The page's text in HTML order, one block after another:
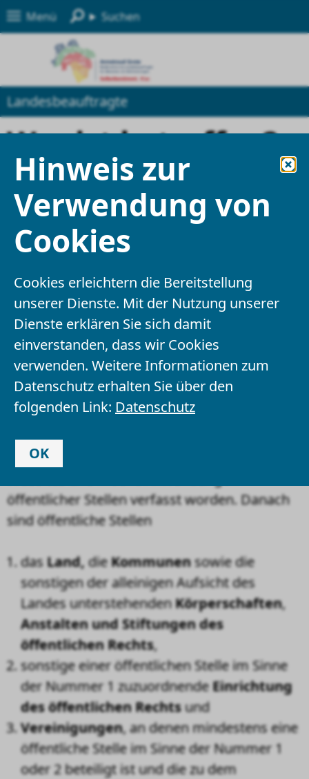
Menü Suchen
Hinweis zur
Verwendung von
Cookies
Cookies erleichtern die Bereitstellung
unserer Dienste. Mit der Nutzung unserer
Dienste erklären Sie sich damit
einverstanden, dass wir Cookies
verwenden. Weitere Informationen zum
Datenschutz erhalten Sie über den
folgenden Link: Datenschutz
OK
Landesbeauftragte
Wer ist betroffen?
Die folgenden öffentlichen Stellen in
Niedersachsen sind von den Verpflichtungen
erfasst
Niedersachsen
Ausnahmen
Öffentliche Stellen des
Landes Niedersachsen
Im Niedersächsischen
Behindertengleichstellungsgesetz sind in den
§§ 9 ff. besondere Regelungen für
öffentlicher Stellen verfasst worden. Danach
sind öffentliche Stellen
dasLand,dieKommunensowie die
sonstigen der alleinigen Aufsicht des
Landes unterstehendenKörperschaften,
Anstaltenund Stiftungen des
öffentlichen Rechts,
sonstige einer öffentlichen Stelle im Sinne
der Nummer 1 zuzuordnendeEinrichtung
des öffentlichen Rechtsund
Vereinigungen, an denen mindestens eine
öffentliche Stelle im Sinne der Nummer 1
oder 2 beteiligt ist und die zu dem